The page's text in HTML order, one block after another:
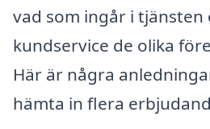
vad som ingår i tjänsten
kundservice de olika
Här är några
hämta in flera